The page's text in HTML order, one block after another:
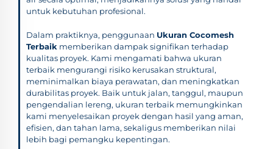
untuk kebutuhan profesional.
Dalam praktiknya, penggunaan Ukuran Cocomesh
Terbaik memberikan dampak signifikan terhadap
kualitas proyek. Kami mengamati bahwa ukuran
terbaik mengurangi risiko kerusakan struktural,
meminimalkan biaya perawatan, dan meningkatkan
durabilitas proyek. Baik untuk jalan, tanggul, maupun
pengendalian lereng, ukuran terbaik memungkinkan
kami menyelesaikan proyek dengan hasil yang aman,
efisien, dan tahan lama, sekaligus memberikan nilai
lebih bagi pemangku kepentingan.